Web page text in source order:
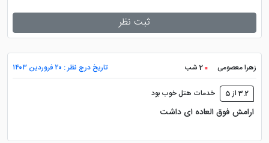
ثبت نظر
زهرا معصومی 2 شب تاریخ درج نظر : ۲۰ فروردین ۱۴۰۳
3.2 از 5 خدمات هتل خوب بود
ارامش فوق العاده ای داشت